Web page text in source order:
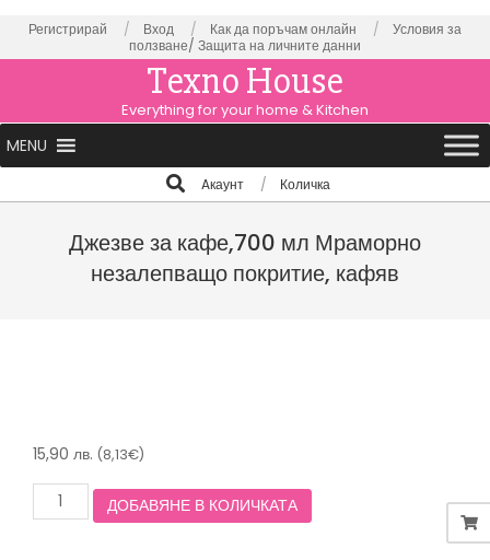
to
Регистрирай Вход Как да поръчам онлайн
Условия за
ползване/ Защита на личните данни
Texno House
Everything for your home & Kitchen
Primary
Navigation
MENU
Search
Aкаунт Количка
Джезве за кафе,700 мл Мраморно
незалепващо покритие, кафяв
15,90 лв. (8,13€)
количество
за
ДОБАВЯНЕ В КОЛИЧКАТА